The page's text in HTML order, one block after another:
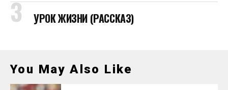
УРОК ЖИЗНИ (РАССКАЗ)
You May Also Like